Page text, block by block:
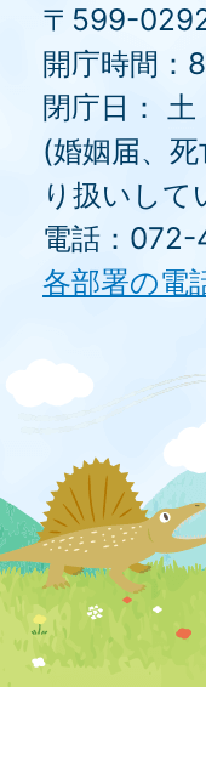
〒599-
開庁時間：
閉庁日：
(婚姻届、
り扱いして
電話：
各部署の電